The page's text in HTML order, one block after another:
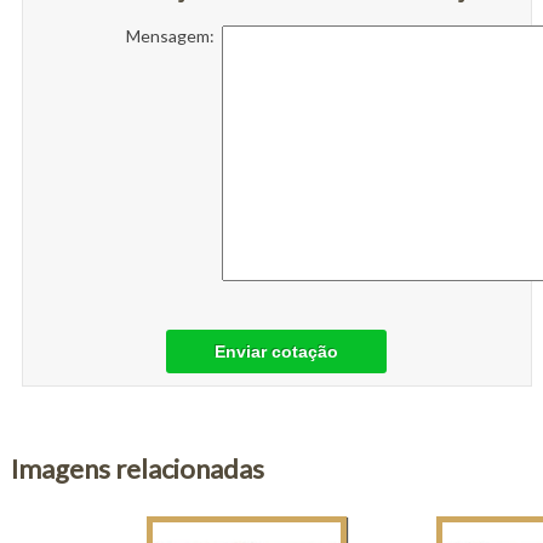
Mensagem:
Enviar cotação
Imagens relacionadas